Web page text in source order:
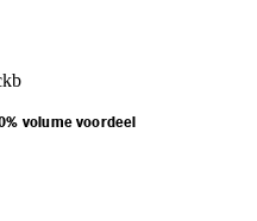
volume voordeel